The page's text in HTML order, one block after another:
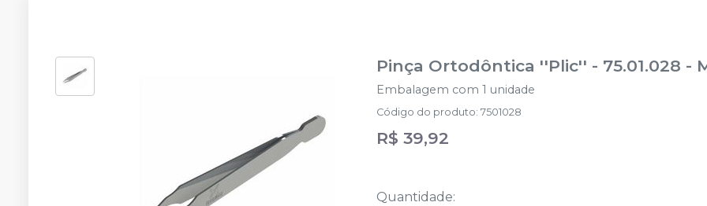
Pinça Ortodôntica ''Plic'' - 75.01.028 -
Embalagem com 1 unidade
Código do produto:7501028
R$ 39,92
Quantidade: